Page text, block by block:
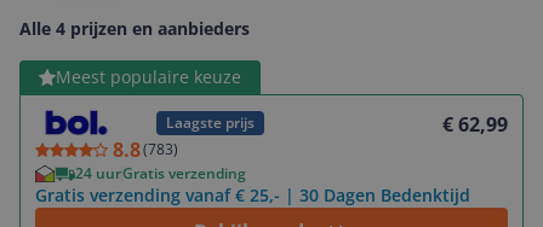
Alle 4 prijzen en aanbieders
Meest populaire keuze
Laagste prijs
8.8(783)
€ 62,99
24 uurGratis verzending
Gratis verzending vanaf € 25,- | 30 Dagen Bedenktijd
Bekijk product